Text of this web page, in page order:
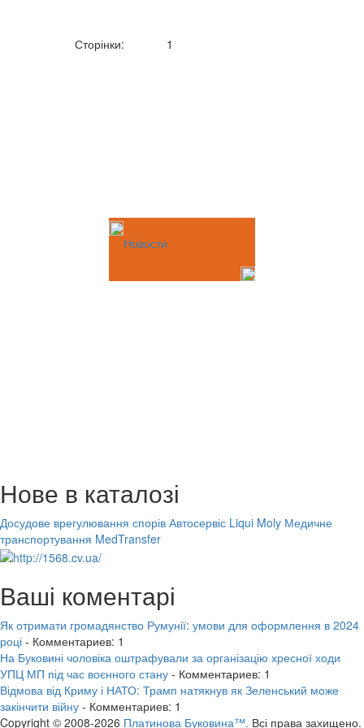
Сторінки: 1
Новости
Нове в каталозі
Досудове врегулювання спорів Автосервіс Liqui Moly Медичне
транспортування MedTransfer
Ваші коментарі
Як отримати громадянство Румунії: умови для оформлення в 2024
році - Комментариев: 1
На Буковині чоловіка оштрафували за організацію хресної ходи
УПЦ МП під час воєнного стану - Комментариев: 1
Відмова від Криму і НАТО: Трамп натякнув як Зеленський може
закінчити війну - Комментариев: 1
Copyright © 2008-2026 Платинова Буковина™. Всі права захищено.